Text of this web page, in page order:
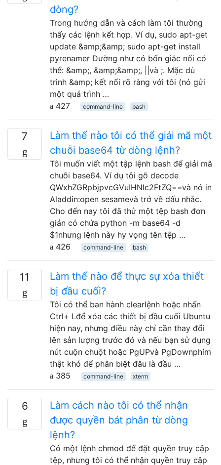
dòng?
Trong hướng dẫn và cách làm tôi thường
thấy các lệnh kết hợp. Ví dụ, sudo apt-get
update &amp;&amp; sudo apt-get install
pyrenamer Dường như có bốn giắc nối có
thể: &amp;, &amp;&amp;, ||và ;. Mặc dù
trình &amp; kết nối rõ ràng với tôi (nó gửi
một quá trình …
427
command-line bash
7
Làm thế nào tôi có thể giải mã một
chuỗi base64 từ dòng lệnh?
Tôi muốn viết một tập lệnh bash để giải mã
chuỗi base64. Ví dụ tôi gõ decode
QWxhZGRpbjpvcGVuIHNlc2FtZQ==và nó in
Aladdin:open sesamevà trở về dấu nhắc.
Cho đến nay tôi đã thử một tệp bash đơn
giản có chứa python -m base64 -d
$1nhưng lệnh này hy vọng tên tệp …
426
command-line bash
11
Làm thế nào để thực sự xóa thiết
bị đầu cuối?
Tôi có thể ban hành clearlệnh hoặc nhấn
Ctrl+ Lđể xóa các thiết bị đầu cuối Ubuntu
hiện nay, nhưng điều này chỉ cần thay đổi
lên sản lượng trước đó và nếu bạn sử dụng
nút cuộn chuột hoặc PgUPvà PgDownphím
thật khó để phân biệt đâu là đầu …
385
command-line xterm
6
Làm cách nào tôi có thể nhận
được quyền bát phân từ dòng
lệnh?
Có một lệnh chmod để đặt quyền truy cập
tệp, nhưng tôi có thể nhận quyền truy cập